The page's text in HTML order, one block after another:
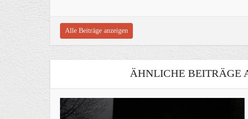
Alle Beiträge anzeigen
ÄHNLICHE BEITRÄGE